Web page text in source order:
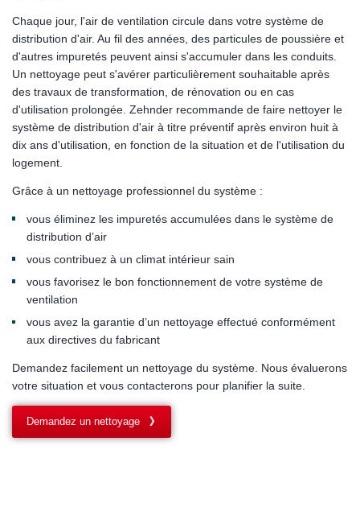
Chaque jour, l'air de ventilation circule dans votre système de
distribution d'air. Au fil des années, des particules de poussière et
d'autres impuretés peuvent ainsi s'accumuler dans les conduits.
Un nettoyage peut s'avérer particulièrement souhaitable après
des travaux de transformation, de rénovation ou en cas
d'utilisation prolongée. Zehnder recommande de faire nettoyer le
système de distribution d'air à titre préventif après environ huit à
dix ans d'utilisation, en fonction de la situation et de l'utilisation du
logement.
Grâce à un nettoyage professionnel du système :
vous éliminez les impuretés accumulées dans le système de
distribution d’air
vous contribuez à un climat intérieur sain
vous favorisez le bon fonctionnement de votre système de
ventilation
vous avez la garantie d’un nettoyage effectué conformément
aux directives du fabricant
Demandez facilement un nettoyage du système. Nous évaluerons
votre situation et vous contacterons pour planifier la suite.
Demandez un nettoyage